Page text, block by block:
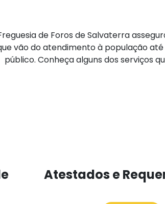
de Foros de Salvaterra
vão do atendimento à população
público. Conheça alguns dos serviços
Atestados e